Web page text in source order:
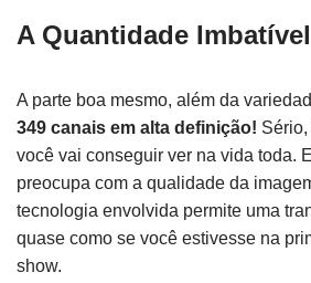
A Quantidade
A parte boa mesmo, além da
349 canais em alta definição!
você vai conseguir ver na vida toda.
preocupa com a qualidade da
tecnologia envolvida permite uma
quase como se você estivesse na
show.